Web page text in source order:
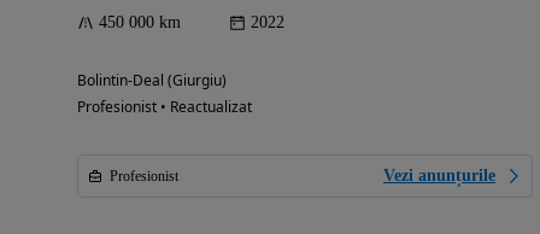
450 000 km 2022
Bolintin-Deal (Giurgiu)
Profesionist • Reactualizat
Profesionist Vezi anunțurile